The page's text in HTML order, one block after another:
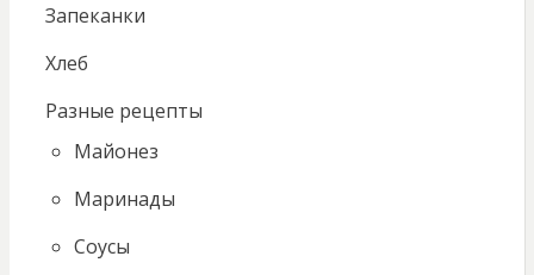
Запеканки
Хлеб
Разные рецепты
Майонез
Маринады
Соусы